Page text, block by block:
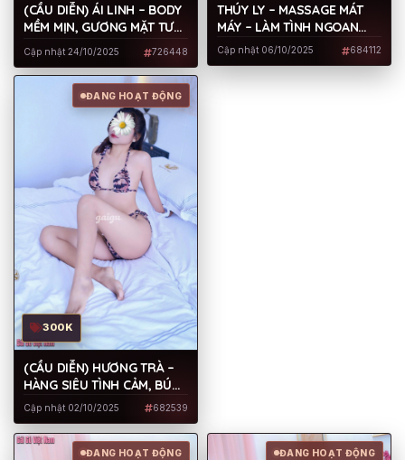
(CẦU DIỄN) ÁI LINH – BODY
MỀM MỊN, GƯƠNG MẶT TƯƠI
SÁNG, LÀM TÌNH ĐIÊU
LUYỆN
Cập nhật 24/10/2025 726448
THÚY LY – MASSAGE MÁT
MÁY – LÀM TÌNH NGOAN
HẾT NÚT – HÀNG CỰC TÌNH
CẢM GỬI ĐẾN AE
Cập nhật 06/10/2025 684112
ĐANG HOẠT ĐỘNG
300K
(CẦU DIỄN) HƯƠNG TRÀ –
HÀNG SIÊU TÌNH CẢM, BÚ
MÚT, LIẾM CỘT, LÀM TÌNH
ĐẦU LÊN SÓNG
Cập nhật 02/10/2025 682539
ĐANG HOẠT ĐỘNG ĐANG HOẠT ĐỘNG